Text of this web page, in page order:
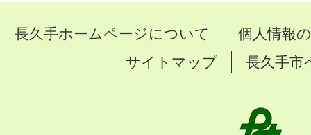
長久手ホームページについて
個人情報
サイトマップ
長久手市